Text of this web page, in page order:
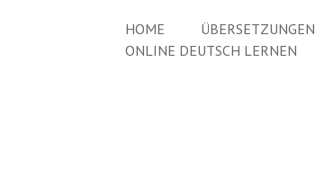
HOME ÜBERSETZUNGEN
ONLINE DEUTSCH LERNEN